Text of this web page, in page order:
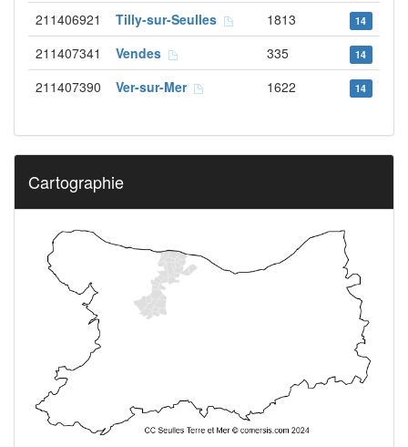
211406921 Tilly-sur-Seulles 1813 14
211407341 Vendes 335 14
211407390 Ver-sur-Mer 1622 14
Cartographie